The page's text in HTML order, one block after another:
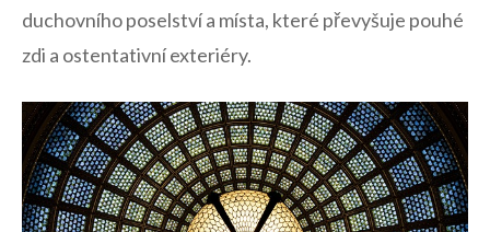
duchovního poselství a ⁢místa, ⁢které převyšuje pouhé
zdi a ostentativní exteriéry.